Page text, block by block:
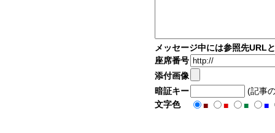
メッセージ中には参照先URL
座席番号
添付画像
暗証キー
(記事
文字色
■ ■ ■ ■